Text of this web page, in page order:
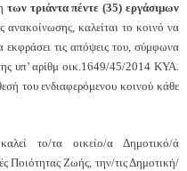
των τριάντα πέντε (35) εργάσιμων
καλείται το κοινό να
εκφράσει τις απόψεις του, σύμφωνα
υπ’ αρίθμ οικ.1649/45/2014 ΚΥΑ.
του ενδιαφερόμενου κοινού κάθε
το/τα οικείο/α Δημοτικό/ά
Ποιότητας Ζωής, την/τις Δημοτική/